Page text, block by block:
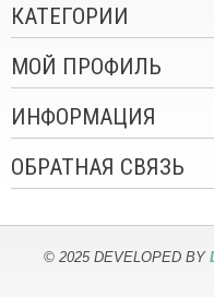
КАТЕГОРИИ
МОЙ ПРОФИЛЬ
ИНФОРМАЦИЯ
© 2025 DEVELOPED BY
ОБРАТНАЯ СВЯЗЬ